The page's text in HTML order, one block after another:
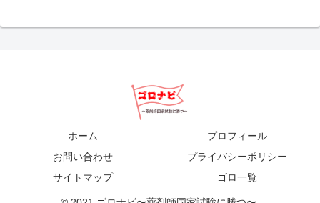
ホーム
プロフィール
お問い合わせ
プライバシーポリシー
サイトマップ
ゴロ一覧